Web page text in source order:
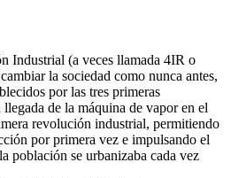
Industrial (a veces llamada 4IR o
la sociedad como nunca antes,
por las tres primeras
de la máquina de vapor en el
revolución industrial, permitiendo
por primera vez e impulsando el
población se urbanizaba cada vez